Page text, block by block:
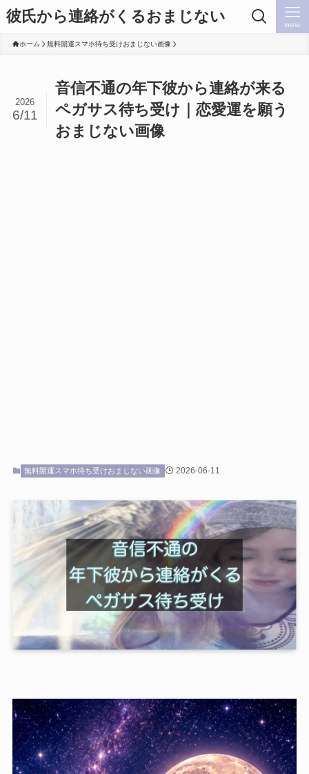
彼氏から連絡がくるおまじない menu
ホーム 無料開運スマホ待ち受けおまじない画像
音信不通の年下彼から連絡が来る
ペガサス待ち受け｜恋愛運を願う
おまじない画像
2026
6/11
無料開運スマホ待ち受けおまじない画像 2026-06-11